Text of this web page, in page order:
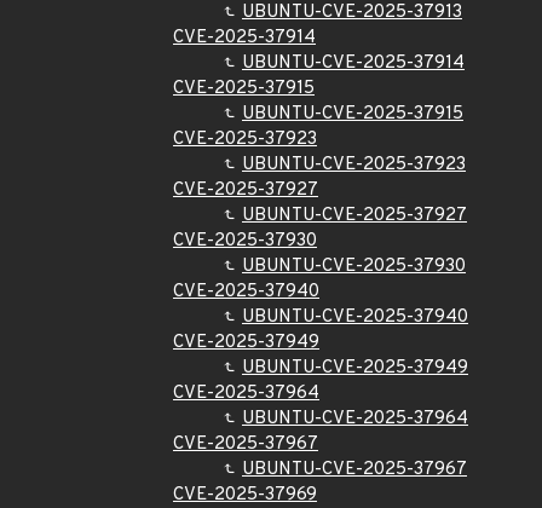
UBUNTU-CVE-2025-37913
CVE-2025-37914
UBUNTU-CVE-2025-37914
CVE-2025-37915
UBUNTU-CVE-2025-37915
CVE-2025-37923
UBUNTU-CVE-2025-37923
CVE-2025-37927
UBUNTU-CVE-2025-37927
CVE-2025-37930
UBUNTU-CVE-2025-37930
CVE-2025-37940
UBUNTU-CVE-2025-37940
CVE-2025-37949
UBUNTU-CVE-2025-37949
CVE-2025-37964
UBUNTU-CVE-2025-37964
CVE-2025-37967
UBUNTU-CVE-2025-37967
CVE-2025-37969